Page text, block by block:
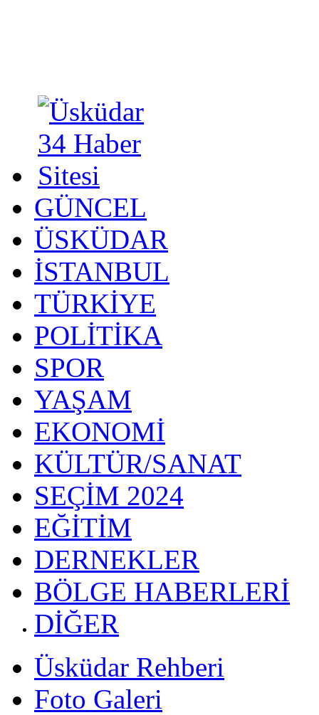
GÜNCEL
ÜSKÜDAR
İSTANBUL
TÜRKİYE
POLİTİKA
SPOR
YAŞAM
EKONOMİ
KÜLTÜR/SANAT
SEÇİM 2024
EĞİTİM
DERNEKLER
BÖLGE HABERLERİ
DİĞER
Üsküdar Rehberi
Foto Galeri